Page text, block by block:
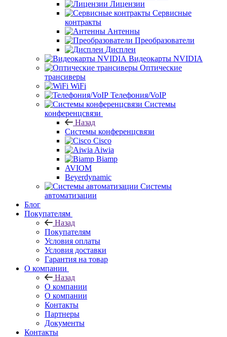
Лицензии
Сервисные
контракты
Антенны
Преобразователи
Дисплеи
Видеокарты NVIDIA
Оптические
трансиверы
WiFi
Телефония/VoIP
Системы
конференцсвязи
Назад
Системы конференцсвязи
Cisco
Aiwia
Biamp
AVIOM
Beyerdynamic
Системы
автоматизации
Блог
Покупателям
Назад
Покупателям
Условия оплаты
Условия доставки
Гарантия на товар
О компании
Назад
О компании
О компании
Контакты
Партнеры
Документы
Контакты